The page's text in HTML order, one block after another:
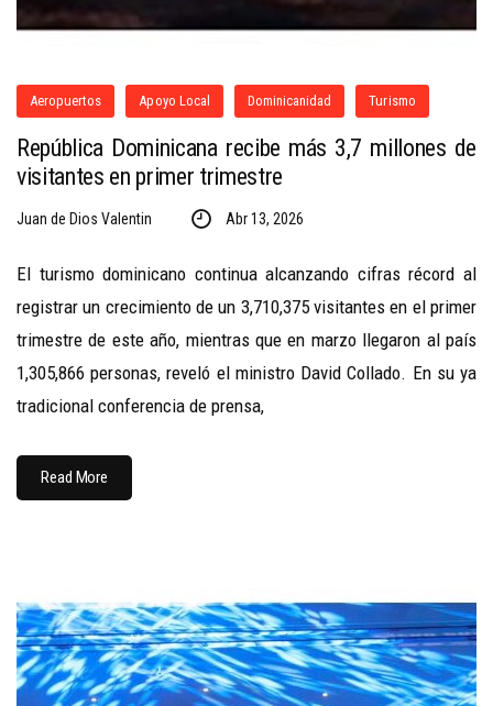
Aeropuertos Apoyo Local Dominicanidad Turismo
República Dominicana recibe más 3,7 millones de
visitantes en primer trimestre
Juan de Dios Valentin Abr 13, 2026
El turismo dominicano continua alcanzando cifras récord al
registrar un crecimiento de un 3,710,375 visitantes en el primer
trimestre de este año, mientras que en marzo llegaron al país
1,305,866 personas, reveló el ministro David Collado. En su ya
tradicional conferencia de prensa,
Read More